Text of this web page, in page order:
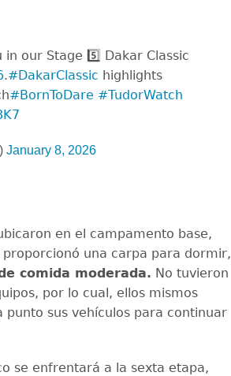
our Stage 5️⃣ Dakar Classic
.#DakarClassic highlights
#BornToDare #TudorWatch
January 8, 2026
en el campamento base,
una carpa para dormir,
comida moderada. No tuvieron
por lo cual, ellos mismos
punto sus vehículos para continuar
se enfrentará a la sexta etapa,